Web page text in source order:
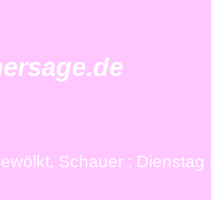
Schauer ; Dienstag